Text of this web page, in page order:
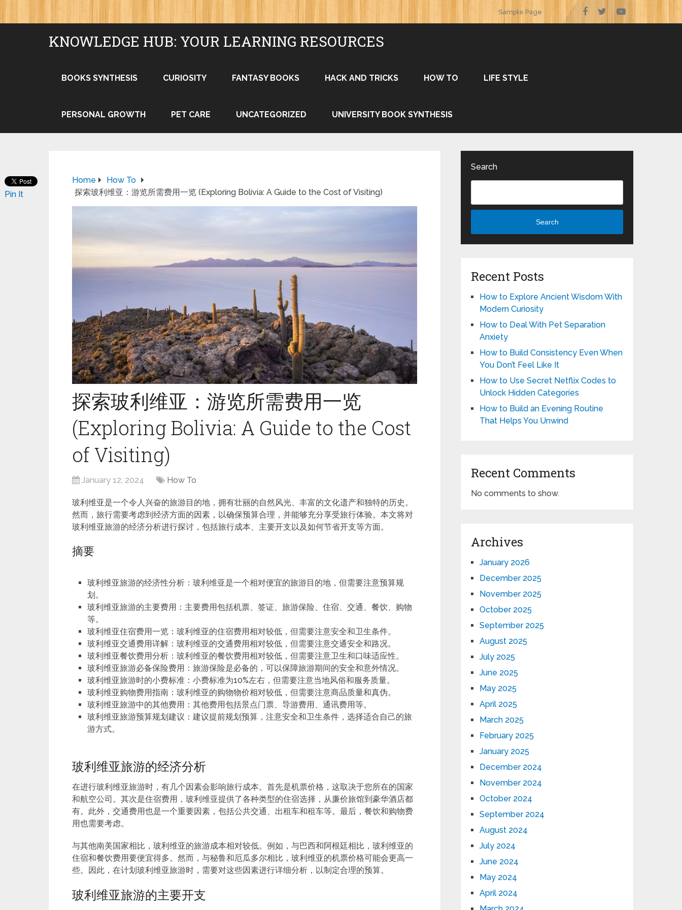
Sample Page
KNOWLEDGE HUB: YOUR LEARNING RESOURCES
BOOKS SYNTHESIS CURIOSITY FANTASY BOOKS HACK AND TRICKS HOW TO LIFE STYLE
PERSONAL GROWTH PET CARE UNCATEGORIZED UNIVERSITY BOOK SYNTHESIS
Home
How To
探索玻利维亚：游览所需费用一览 (Exploring Bolivia: A Guide to the Cost of Visiting)
探索玻利维亚：游览所需费用一览
(Exploring Bolivia: A Guide to the Cost
of Visiting)
January 12, 2024 How To
玻利维亚是一个令人兴奋的旅游目的地，拥有壮丽的自然风光、丰富的文化遗产和独特的历史。
然而，旅行需要考虑到经济方面的因素，以确保预算合理，并能够充分享受旅行体验。本文将对
玻利维亚旅游的经济分析进行探讨，包括旅行成本、主要开支以及如何节省开支等方面。
摘要
玻利维亚旅游的经济性分析：玻利维亚是一个相对便宜的旅游目的地，但需要注意预算规
划。
玻利维亚旅游的主要费用：主要费用包括机票、签证、旅游保险、住宿、交通、餐饮、购物
等。
玻利维亚住宿费用一览：玻利维亚的住宿费用相对较低，但需要注意安全和卫生条件。
玻利维亚交通费用详解：玻利维亚的交通费用相对较低，但需要注意交通安全和路况。
玻利维亚餐饮费用分析：玻利维亚的餐饮费用相对较低，但需要注意卫生和口味适应性。
玻利维亚旅游必备保险费用：旅游保险是必备的，可以保障旅游期间的安全和意外情况。
玻利维亚旅游时的小费标准：小费标准为10%左右，但需要注意当地风俗和服务质量。
玻利维亚购物费用指南：玻利维亚的购物物价相对较低，但需要注意商品质量和真伪。
玻利维亚旅游中的其他费用：其他费用包括景点门票、导游费用、通讯费用等。
玻利维亚旅游预算规划建议：建议提前规划预算，注意安全和卫生条件，选择适合自己的旅
游方式。
玻利维亚旅游的经济分析
在进行玻利维亚旅游时，有几个因素会影响旅行成本。首先是机票价格，这取决于您所在的国家
和航空公司。其次是住宿费用，玻利维亚提供了各种类型的住宿选择，从廉价旅馆到豪华酒店都
有。此外，交通费用也是一个重要因素，包括公共交通、出租车和租车等。最后，餐饮和购物费
用也需要考虑。
与其他南美国家相比，玻利维亚的旅游成本相对较低。例如，与巴西和阿根廷相比，玻利维亚的
住宿和餐饮费用要便宜得多。然而，与秘鲁和厄瓜多尔相比，玻利维亚的机票价格可能会更高一
些。因此，在计划玻利维亚旅游时，需要对这些因素进行详细分析，以制定合理的预算。
玻利维亚旅游的主要开支
Pin It
Search
Search
Recent Posts
How to Explore Ancient Wisdom With
Modern Curiosity
How to Deal With Pet Separation
Anxiety
How to Build Consistency Even When
You Don’t Feel Like It
How to Use Secret Netflix Codes to
Unlock Hidden Categories
How to Build an Evening Routine
That Helps You Unwind
Recent Comments
No comments to show.
Archives
January 2026
December 2025
November 2025
October 2025
September 2025
August 2025
July 2025
June 2025
May 2025
April 2025
March 2025
February 2025
January 2025
December 2024
November 2024
October 2024
September 2024
August 2024
July 2024
June 2024
May 2024
April 2024